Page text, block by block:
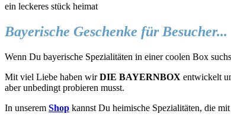
ein leckeres stück heimat
Bayerische Geschenke für Besucher...
Wenn Du bayerische Spezialitäten in einer coolen Box
Mit viel Liebe haben wirDIE BAYERNBOX entwickelt
aber unbedingt probieren musst.
In unserem Shop kannst Du heimische Spezialitäten, die